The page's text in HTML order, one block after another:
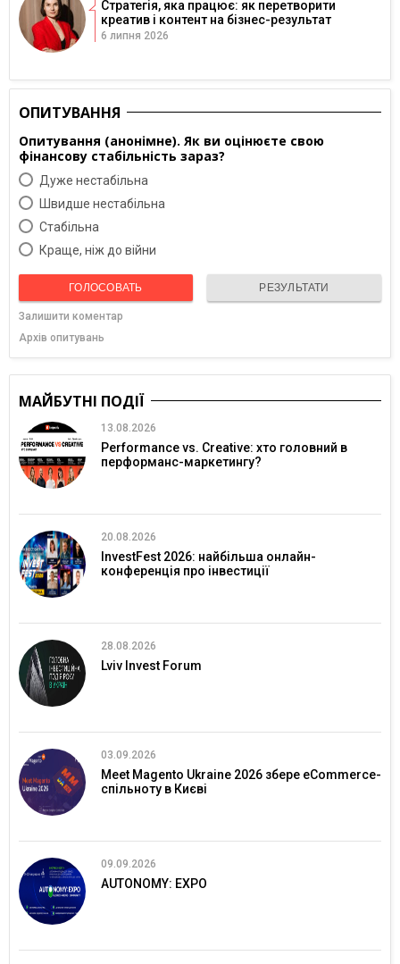
Стратегія, яка працює: як перетворити
креатив і контент на бізнес-результат
6 липня 2026
ОПИТУВАННЯ
Опитування (анонімне). Як ви оцінюєте свою
фінансову стабільність зараз?
Дуже нестабільна
Швидше нестабільна
Cтабільна
Краще, ніж до війни
ГОЛОСОВАТЬ РЕЗУЛЬТАТИ
Залишити коментар
Архів опитувань
МАЙБУТНІ ПОДІЇ
13.08.2026
Performance vs. Creative: хто головний в
перформанс-маркетингу?
20.08.2026
InvestFest 2026: найбільша онлайн-
конференція про інвестиції
28.08.2026
Lviv Invest Forum
03.09.2026
Meet Magento Ukraine 2026 збере eCommerce-
спільноту в Києві
09.09.2026
AUTONOMY: EXPO